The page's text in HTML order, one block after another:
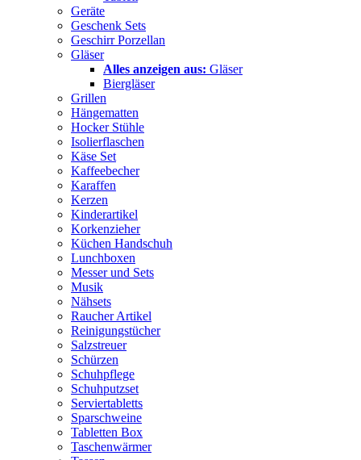
Geräte
Geschenk Sets
Geschirr Porzellan
Gläser
Alles anzeigen aus: Gläser
Biergläser
Grillen
Hängematten
Hocker Stühle
Isolierflaschen
Käse Set
Kaffeebecher
Karaffen
Kerzen
Kinderartikel
Korkenzieher
Küchen Handschuh
Lunchboxen
Messer und Sets
Musik
Nähsets
Raucher Artikel
Reinigungstücher
Salzstreuer
Schürzen
Schuhpflege
Schuhputzset
Serviertabletts
Sparschweine
Tabletten Box
Taschenwärmer